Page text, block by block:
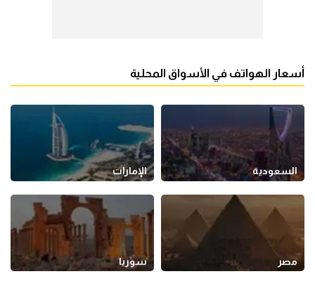
أسعار الهواتف في الأسواق المحلية
السعودية الإمارات
مصر سوريا